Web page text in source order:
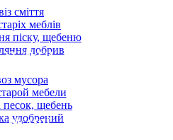
сміття
меблів
піску, щебеню
добрив
УСЛУГИ
мусора
мебели
песок, щебень
удобрений